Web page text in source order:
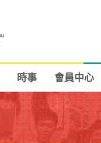
時事 會員中心